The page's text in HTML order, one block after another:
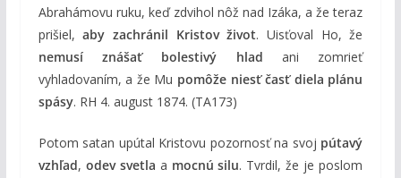
Abrahámovu ruku, keď zdvihol nôž nad Izáka, a že teraz
prišiel,aby zachránil Kristov život. Uisťoval Ho, že
nemusí znášať bolestivý hlad ani zomrieť
vyhladovaním, a že Mu pomôže niesť časť diela plánu
spásy. RH 4. august 1874. (TA173)
Potom satan upútal Kristovu pozornosť na svoj pútavý
vzhľad, odev svetla a mocnú silu. Tvrdil, že je poslom